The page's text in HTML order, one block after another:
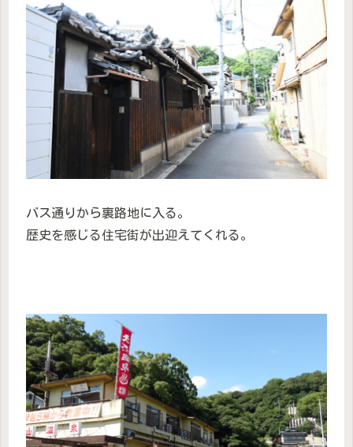
バス通りから裏路地に入る。
歴史を感じる住宅街が出迎えてくれる。